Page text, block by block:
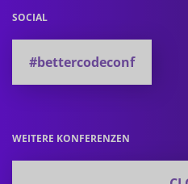
SOCIAL
#bettercodeconf
WEITERE KONFERENZEN